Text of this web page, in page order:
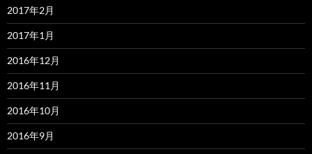
2017年2月
2017年1月
2016年12月
2016年11月
2016年10月
2016年9月